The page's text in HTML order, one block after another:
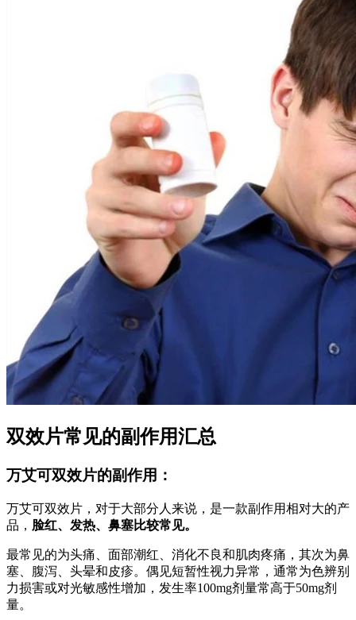
双效片常见的副作用汇总
万艾可双效片的副作用：
万艾可双效片，对于大部分人来说，是一款副作用相对大的产
品， 脸红、发热、鼻塞比较常见。
最常见的为头痛、面部潮红、消化不良和肌肉疼痛，其次为鼻
塞、腹泻、头晕和皮疹。偶见短暂性视力异常，通常为色辨别
力损害或对光敏感性增加，发生率100mg剂量常高于50mg剂
量。